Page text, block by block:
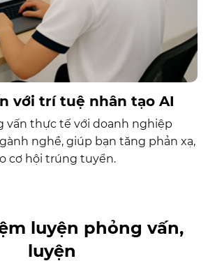
với trí tuệ nhân tạo AI
vấn thực tế với doanh nghiệp
nghề, giúp bạn tăng phản xạ,
cơ hội trúng tuyển.
luyện phỏng vấn,
luyện